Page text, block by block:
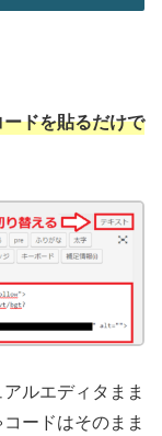
ドを貼るだけで
ルエディタまま
ードはそのまま